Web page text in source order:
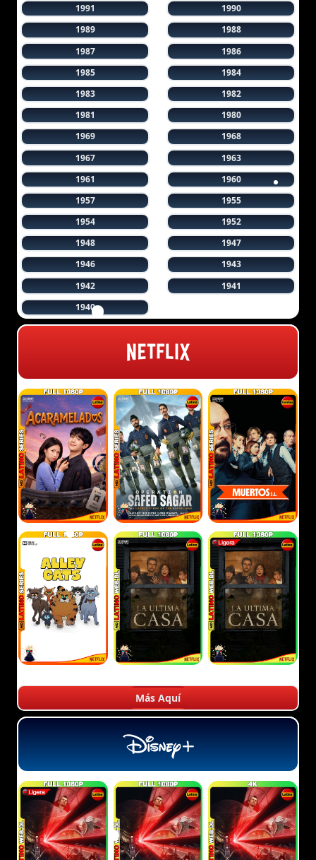
1991
1990
1989
1988
1987
1986
1985
1984
1983
1982
1981
1980
1969
1968
1967
1963
1961
1960
1957
1955
1954
1952
1948
1947
1946
1943
1942
1941
1940
Más Aquí